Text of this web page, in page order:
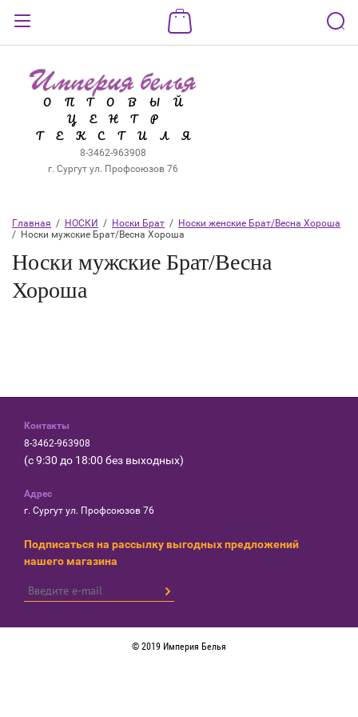
ВХОД В КАБИНЕТ
Пароль:
Забыли пароль?
ВОЙТИ
ОПТОВЫЙ
ЦЕНТР
ТЕКСТИЛЯ
8-3462-963908
г. Сургут ул. Профсоюзов 76
Главная
  /
НОСКИ
  /
Носки Брат
  /
Носки женские Брат/Весна Хороша
/  Носки мужские Брат/Весна Хороша
Носки мужские Брат/Весна
Хороша
Контакты
8-3462-963908
(с 9:30 до 18:00 без выходных)
Адрес
г. Сургут ул. Профсоюзов 76
Подписаться на рассылку выгодных предложений
нашего магазина
© 2019 Империя Белья